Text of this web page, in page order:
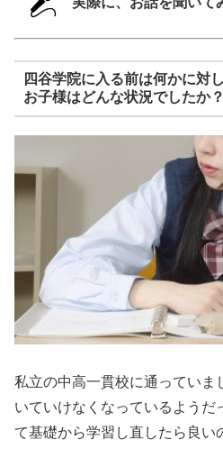
四谷学院に入る前は何かに対
お子様はどんな状況でしたか？
私立の中高一貫校に通っていま
いていけなくなっているようだ
て基礎から学習し直したら良い